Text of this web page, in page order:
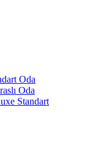
Oda
Oda
Standart